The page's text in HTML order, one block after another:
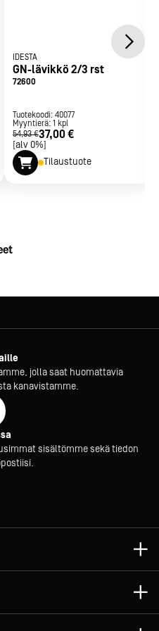
IDESTA
GN-lävikkö 2/3 rst
72600
Tuotekoodi: 40077
Myyntierä: 1 kpl
54,93 €37,00 €
[alv 0%]
Tilaustuote
jolla saat huomattavia
kanavistamme.
sisältömme sekä tiedon